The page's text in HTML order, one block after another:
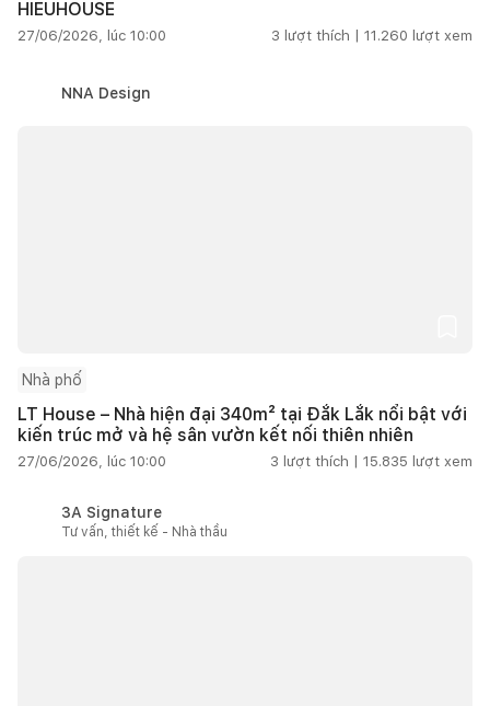
HIEUHOUSE
27/06/2026, lúc 10:00 3 lượt thích | 11.260 lượt xem
NNA Design
Nhà phố
LT House – Nhà hiện đại 340m² tại Đắk Lắk nổi bật với
kiến trúc mở và hệ sân vườn kết nối thiên nhiên
27/06/2026, lúc 10:00 3 lượt thích | 15.835 lượt xem
3A Signature
Tư vấn, thiết kế - Nhà thầu